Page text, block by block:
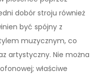
dobór stroju również
być spójny z
muzycznym, co
artystyczny. Nie można
właściwe